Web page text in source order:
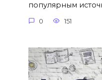
популярным
0 151